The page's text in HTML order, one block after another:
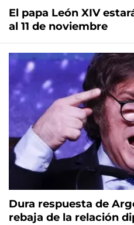
El papa León XIV
al 11 de noviembre
Dura respuesta de
rebaja de la relación